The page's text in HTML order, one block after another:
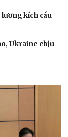
kích cầu
Ukraine chịu